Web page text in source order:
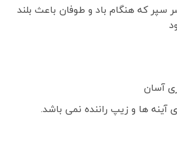
سپر که هنگام باد و طوفان باعث بلند
آسان
آینه ها و زیپ راننده نمی باشد.